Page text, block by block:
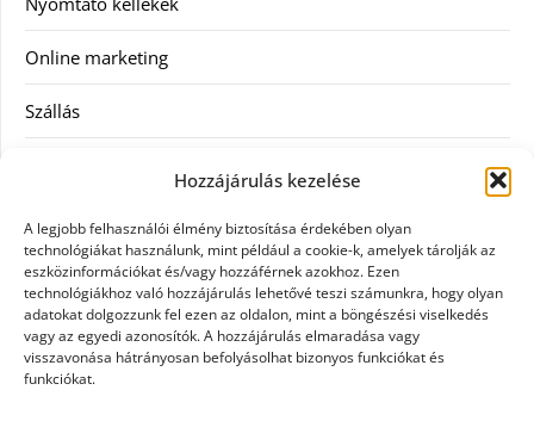
Hozzájárulás kezelése
A legjobb felhasználói élmény biztosítása érdekében olyan
technológiákat használunk, mint például a cookie-k, amelyek tárolják az
eszközinformációkat és/vagy hozzáférnek azokhoz. Ezen
technológiákhoz való hozzájárulás lehetővé teszi számunkra, hogy olyan
adatokat dolgozzunk fel ezen az oldalon, mint a böngészési viselkedés
vagy az egyedi azonosítók. A hozzájárulás elmaradása vagy
visszavonása hátrányosan befolyásolhat bizonyos funkciókat és
funkciókat.
Online marketing
Szállás
Szellőztető
Szolgáltatás
Táskák
Utazás